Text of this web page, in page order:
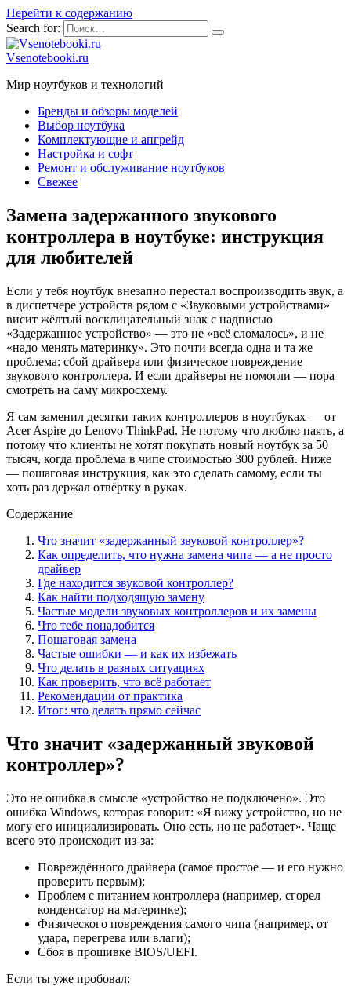
Перейти к содержанию
Search for:
Vsenotebooki.ru
Мир ноутбуков и технологий
Бренды и обзоры моделей
Выбор ноутбука
Комплектующие и апгрейд
Настройка и софт
Ремонт и обслуживание ноутбуков
Свежее
Замена задержанного звукового
контроллера в ноутбуке: инструкция
для любителей
Если у тебя ноутбук внезапно перестал воспроизводить звук, а
в диспетчере устройств рядом с «Звуковыми устройствами»
висит жёлтый восклицательный знак с надписью
«Задержанное устройство» — это не «всё сломалось», и не
«надо менять материнку». Это почти всегда одна и та же
проблема: сбой драйвера или физическое повреждение
звукового контроллера. И если драйверы не помогли — пора
смотреть на саму микросхему.
Я сам заменил десятки таких контроллеров в ноутбуках — от
Acer Aspire до Lenovo ThinkPad. Не потому что люблю паять, а
потому что клиенты не хотят покупать новый ноутбук за 50
тысяч, когда проблема в чипе стоимостью 300 рублей. Ниже
— пошаговая инструкция, как это сделать самому, если ты
хоть раз держал отвёртку в руках.
Содержание
Что значит «задержанный звуковой контроллер»?
Как определить, что нужна замена чипа — а не просто
драйвер
Где находится звуковой контроллер?
Как найти подходящую замену
Частые модели звуковых контроллеров и их замены
Что тебе понадобится
Пошаговая замена
Частые ошибки — и как их избежать
Что делать в разных ситуациях
Как проверить, что всё работает
Рекомендации от практика
Итог: что делать прямо сейчас
Что значит «задержанный звуковой
контроллер»?
Это не ошибка в смысле «устройство не подключено». Это
ошибка Windows, которая говорит: «Я вижу устройство, но не
могу его инициализировать. Оно есть, но не работает». Чаще
всего это происходит из-за:
Повреждённого драйвера (самое простое — и его нужно
проверить первым);
Проблем с питанием контроллера (например, сгорел
конденсатор на материнке);
Физического повреждения самого чипа (например, от
удара, перегрева или влаги);
Сбоя в прошивке BIOS/UEFI.
Если ты уже пробовал: